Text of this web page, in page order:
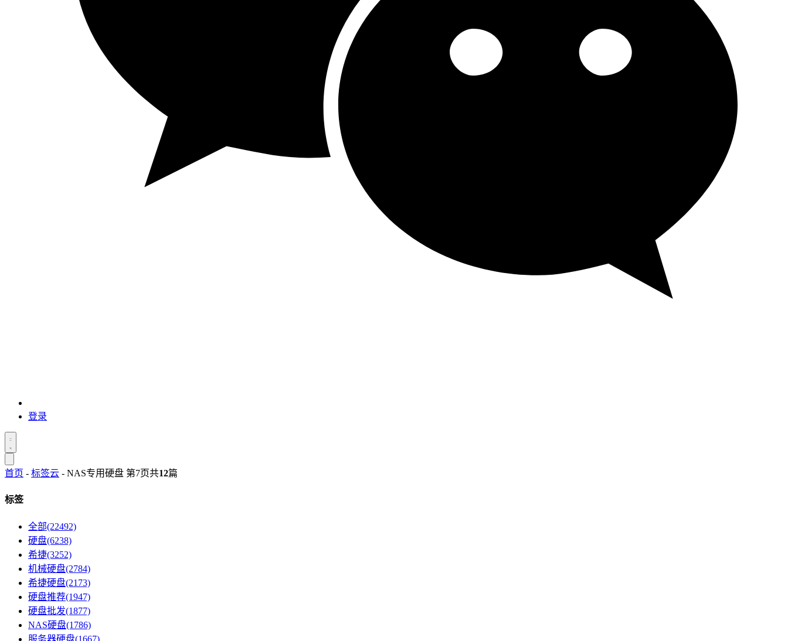
登录
首页 - 标签云 - NAS专用硬盘 第7页共12篇
标签
全部(22492)
硬盘(6238)
希捷(3252)
机械硬盘(2784)
希捷硬盘(2173)
硬盘推荐(1947)
硬盘批发(1877)
NAS硬盘(1786)
服务器硬盘(1667)